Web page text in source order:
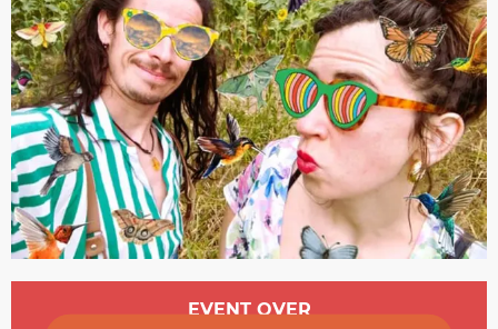
Opening hours & contact details
EVENT OVER